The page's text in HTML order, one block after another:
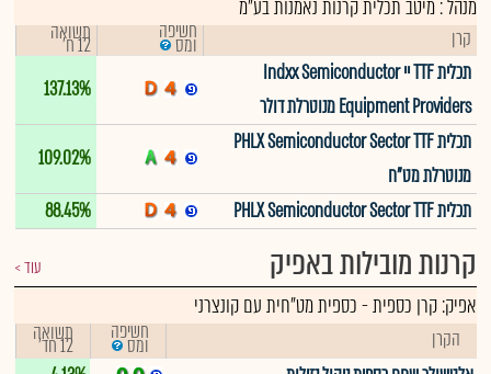
מנהל : מיטב תכלית קרנות נאמנות בע"מ
קרן חשיפה
ומס תשואה
12 ח'
תכלית TTF יי Indxx Semiconductor
Equipment Providers מנוטרלת דולר
137.13%
תכלית PHLX Semiconductor Sector TTF
מנוטרלת מט"ח
109.02%
תכלית PHLX Semiconductor Sector TTF
88.45%
קרנות מובילות באפיק עוד
אפיק:קרן כספית-כספית מט"חית עם קונצרני
הקרן חשיפה
ומס תשואה
12 חד'